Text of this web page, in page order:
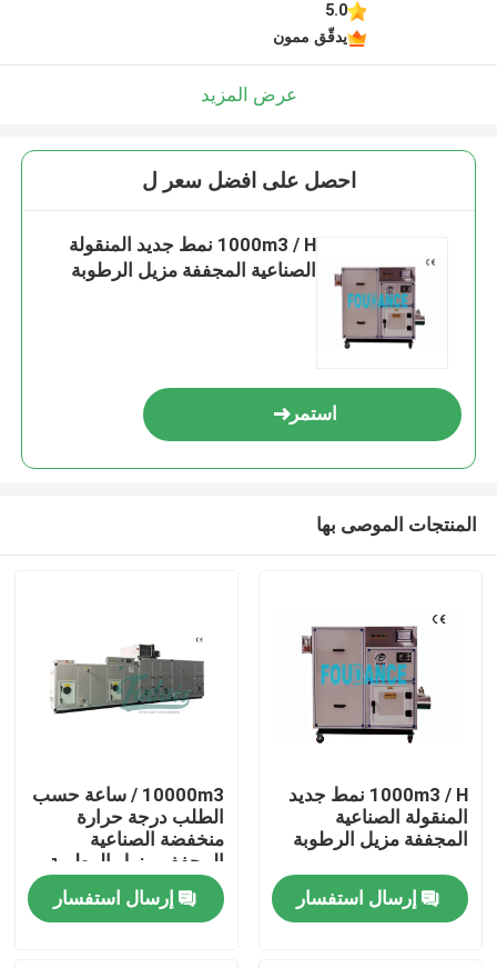
الصفحة الرئيسية
منتجات
5.0
يدقّق ممون
عرض المزيد
احصل على افضل سعر ل
1000m3 / H نمط جديد المنقولة
الصناعية المجففة مزيل الرطوبة
استمر
المنتجات الموصى بها
1000m3 / H نمط جديد
المنقولة الصناعية
المجففة مزيل الرطوبة
إرسال استفسار
10000m3 / ساعة حسب
الطلب درجة حرارة
منخفضة الصناعية
المجفف مزيل الرطوبة
إرسال استفسار